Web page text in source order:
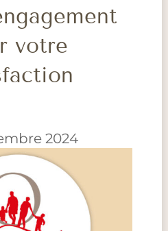
votre
2024